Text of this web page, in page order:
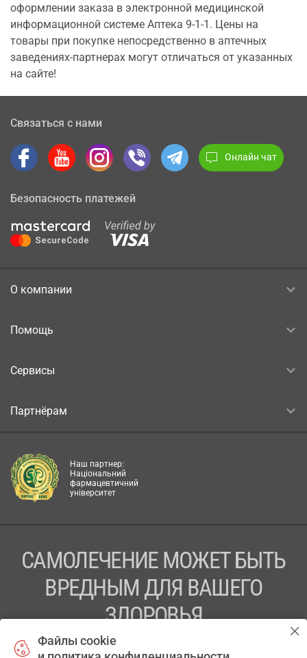
оформлении заказа в электронной медицинской
информационной системе Аптека 9-1-1. Цены на
товары при покупке непосредственно в аптечных
заведениях-партнерах могут отличаться от указанных
на сайте!
Связаться с нами
Онлайн чат
Безопасность платежей
О компании
Помощь
Сервисы
Партнёрам
Наш партнер:
Національний
фармацевтичний
університет
САМОЛЕЧЕНИЕ МОЖЕТ БЫТЬ
ВРЕДНЫМ ДЛЯ ВАШЕГО
ЗДОРОВЬЯ
ПЕРЕД ПРИМЕНЕНИЕМ ПРЕПАРАТА
Файлы cookie